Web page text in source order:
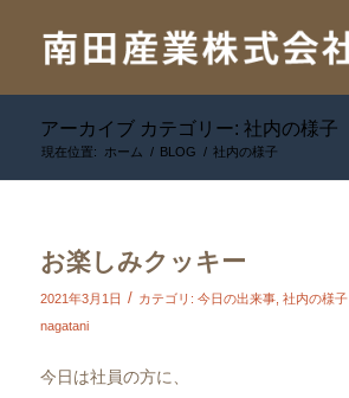
アーカイブ カテゴリー: 社内の様子
現在位置: ホーム / BLOG / 社内の様子
お楽しみクッキー
2021年3月1日 / カテゴリ: 今日の出来事, 社内の様子
nagatani
今日は社員の方に、